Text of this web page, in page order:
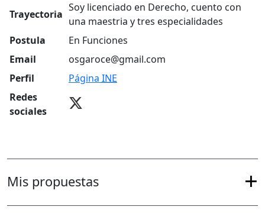
Trayectoria
Soy licenciado en Derecho, cuento con
una maestria y tres especialidades
Postula
En Funciones
Email
osgaroce@gmail.com
Perfil
Página INE
Redes
sociales
Mis propuestas